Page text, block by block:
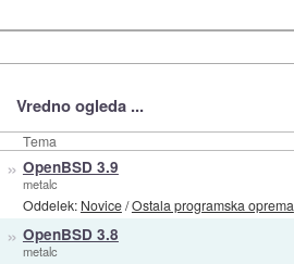
Vredno ogleda ...
Tema
» OpenBSD 3.9
metalc
Oddelek: Novice/Ostala programska oprema
» OpenBSD 3.8
metalc